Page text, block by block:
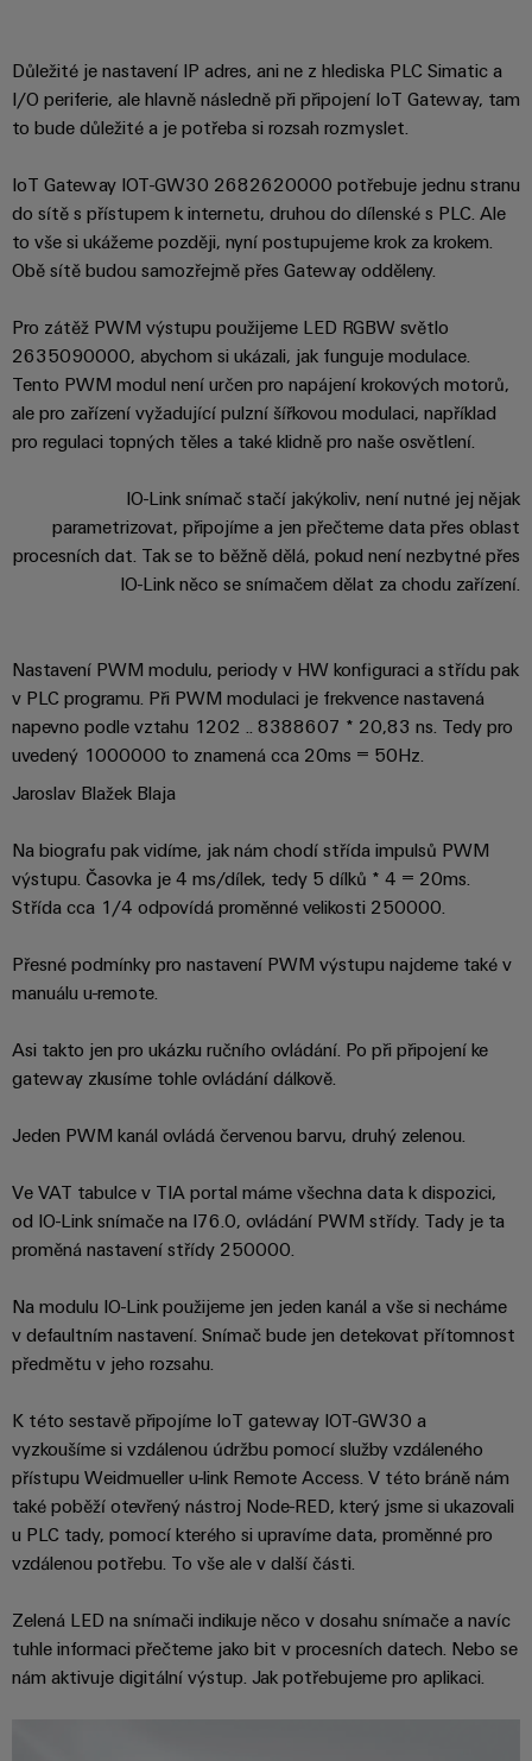
odpadních
Datové
Řešení
a
výrobky
pro
datová
-
efektivní,
spolehlivé,
škálovatelné
Fotovoltaika
solární
energie
pro
stupeň
účinnost
budov
Řešení
pro
specifické
na
budov
Výroba
rozvaděčů
výzev
týkajících
rozvaděčů
a distribuce
a
bezpečnost
moderních
energetických
Ropa
a plyn
Bezpečné
pomocí
komplexních
řešení
pro
procesní
průmysl
lodí
Komplexní
spoje
pro
-
Single
Pair
Ethernet
Skříň
pole
Chytrá
výroba
skříní
měření
Propojovací
dráty
pro
pracoviště
software
Weidmüller
Systémy
řešení
automatizace
řízení
energie
SOFTWARE
věcí
&
Automatizace
Průmyslová
analýza
Průmyslová
automatizace
Průmyslový
internet
věcí
Průmyslová
bezpečnost
kabelové
vstupy
Sady
kabelů,
propojovacích
patchkabelů
a
Zapojení
PLC
a
řešení
zařízení
Servisní
rozhraní
skříňky
Elektronika
Reléové
a polovodičová
relé
zesilovače
a
převodníky
zdroje
Krytky
pro
elektroniku
Ochrana
proti
blesku
Sdružovací
skříně
PV
Rozvaděče
Automatizace
a software
Poradenství
pro
konektivitu
digitální
technologie
software
Configurator
Služby
v
oblasti
PCB
Laboratorní
služby
Podpora
Technická
podpora
Shoda
s
prostředím
Technické
Technický
katalog
Opravy
a náhradní
díly
Školení
a
webové
Možnosti
digitálního
objednávání
OCI
rozhraní
Rozhraní
Mag
|
Časopis
zákazníky
Akademie
Weidmüller
Human
Resources
Náš
management
Média
Novinky
média
Novinky
společnosti
partneři
Distribuce
Partnerská
síť
průmyslový
internet
a
automatizaci
Najděte
si
partnera
pro
automatizační
v
oblasti
Internetu
věcí
a
veletrhy
Webshop
Ke
stažení
Blog
Ceník
obchodní
podmínky
Novinky
Letáky
a
prodejní
akce
novinky
Distribuce
PRO
Velkoobchody
Důležité je nastavení IP adres, ani ne z hlediska PLC Simatic a
I/O periferie, ale hlavně následně při připojení IoT Gateway, tam
to bude důležité a je potřeba si rozsah rozmyslet.
IoT Gateway IOT-GW30 2682620000 potřebuje jednu stranu
do sítě s přístupem k internetu, druhou do dílenské s PLC. Ale
to vše si ukážeme později, nyní postupujeme krok za krokem.
Obě sítě budou samozřejmě přes Gateway odděleny.
Pro zátěž PWM výstupu použijeme LED RGBW světlo
2635090000, abychom si ukázali, jak funguje modulace.
Tento PWM modul není určen pro napájení krokových motorů,
ale pro zařízení vyžadující pulzní šířkovou modulaci, například
pro regulaci topných těles a také klidně pro naše osvětlení.
IO-Link snímač stačí jakýkoliv, není nutné jej nějak
parametrizovat, připojíme a jen přečteme data přes oblast
procesních dat. Tak se to běžně dělá, pokud není nezbytné přes
IO-Link něco se snímačem dělat za chodu zařízení.
Nastavení PWM modulu, periody v HW konfiguraci a střídu pak
v PLC programu. Při PWM modulaci je frekvence nastavená
napevno podle vztahu 1202 .. 8388607 * 20,83 ns. Tedy pro
uvedený 1000000 to znamená cca 20ms = 50Hz.
Jaroslav Blažek Blaja
Na biografu pak vidíme, jak nám chodí střída impulsů PWM
výstupu. Časovka je 4 ms/dílek, tedy 5 dílků * 4 = 20ms.
Střída cca 1/4 odpovídá proměnné velikosti 250000.
Přesné podmínky pro nastavení PWM výstupu najdeme také v
manuálu u-remote.
Asi takto jen pro ukázku ručního ovládání. Po při připojení ke
gateway zkusíme tohle ovládání dálkově.
Jeden PWM kanál ovládá červenou barvu, druhý zelenou.
Ve VAT tabulce v TIA portal máme všechna data k dispozici,
od IO-Link snímače na I76.0, ovládání PWM střídy. Tady je ta
proměná nastavení střídy 250000.
Na modulu IO-Link použijeme jen jeden kanál a vše si necháme
v defaultním nastavení. Snímač bude jen detekovat přítomnost
předmětu v jeho rozsahu.
K této sestavě připojíme IoT gateway IOT-GW30 a
vyzkoušíme si vzdálenou údržbu pomocí služby vzdáleného
přístupu Weidmueller u-link Remote Access. V této bráně nám
také poběží otevřený nástroj Node-RED, který jsme si ukazovali
u PLC tady, pomocí kterého si upravíme data, proměnné pro
vzdálenou potřebu. To vše ale v další části.
Zelená LED na snímači indikuje něco v dosahu snímače a navíc
tuhle informaci přečteme jako bit v procesních datech. Nebo se
nám aktivuje digitální výstup. Jak potřebujeme pro aplikaci.